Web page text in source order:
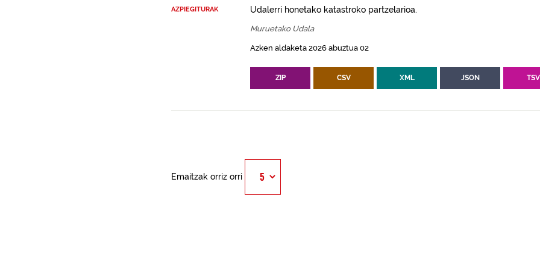
AZPIEGITURAK
Udalerri honetako katastroko partzelarioa.
Muruetako Udala
Azken aldaketa 2026 abuztua 02
ZIP CSV XML JSON TSV
Emaitzak orriz orri